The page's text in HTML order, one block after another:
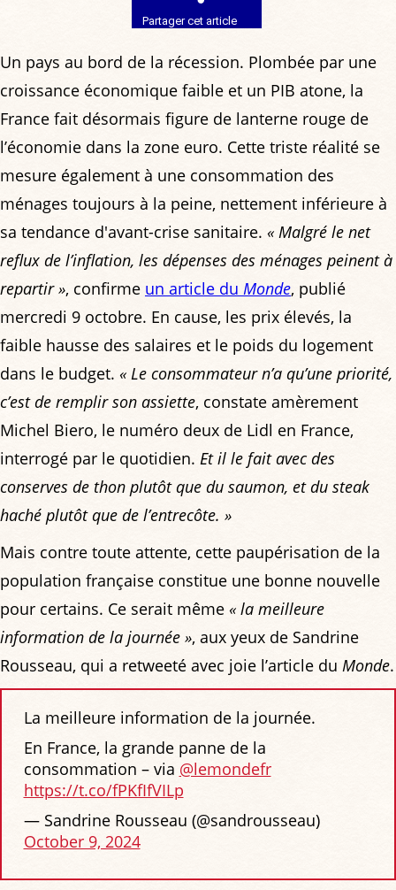
Partager cet article
Un pays au bord de la récession. Plombée par une
croissance économique faible et un PIB atone, la
France fait désormais figure de lanterne rouge de
l’économie dans la zone euro. Cette triste réalité se
mesure également à une consommation des
ménages toujours à la peine, nettement inférieure à
sa tendance d'avant-crise sanitaire. « Malgré le net
reflux de l’inflation, les dépenses des ménages peinent à
repartir », confirme un article du Monde, publié
mercredi 9 octobre. En cause, les prix élevés, la
faible hausse des salaires et le poids du logement
dans le budget. « Le consommateur n’a qu’une priorité,
c’est de remplir son assiette, constate amèrement
Michel Biero, le numéro deux de Lidl en France,
interrogé par le quotidien. Et il le fait avec des
conserves de thon plutôt que du saumon, et du steak
haché plutôt que de l’entrecôte. »
Mais contre toute attente, cette paupérisation de la
population française constitue une bonne nouvelle
pour certains. Ce serait même « la meilleure
information de la journée », aux yeux de Sandrine
Rousseau, qui a retweeté avec joie l’article du Monde.
La meilleure information de la journée.
En France, la grande panne de la
consommation – via @lemondefr
https://t.co/fPKfIfVILp
— Sandrine Rousseau (@sandrousseau)
October 9, 2024